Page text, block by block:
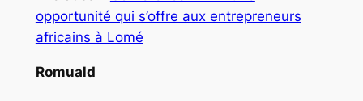
opportunité qui s’offre aux entrepreneurs
africains à Lomé
Romuald